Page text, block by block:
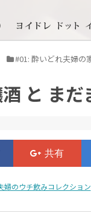
#01: 酔いどれ夫婦の
と まだ
婦のウチ飲みコレクション